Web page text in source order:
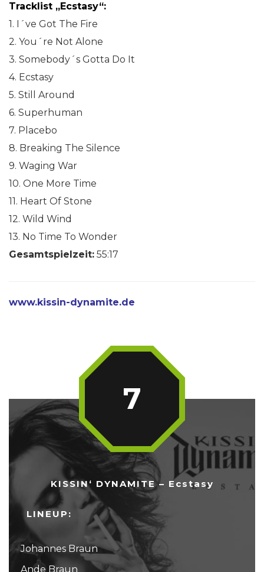
Tracklist „Ecstasy“:
1. I´ve Got The Fire
2. You´re Not Alone
3. Somebody´s Gotta Do It
4. Ecstasy
5. Still Around
6. Superhuman
7. Placebo
8. Breaking The Silence
9. Waging War
10. One More Time
11. Heart Of Stone
12. Wild Wind
13. No Time To Wonder
Gesamtspielzeit: 55:17
www.kissin-dynamite.de
KISSIN‘ DYNAMITE – Ecstasy
LINEUP:
Johannes Braun
Ande Braun
7